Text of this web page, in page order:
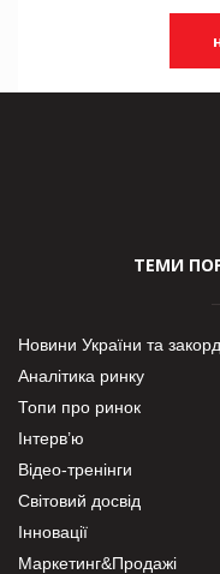
ТЕМИ
Новини України та
Аналітика ринку
Топи про ринок
Інтерв’ю
Відео-тренінги
Світовий досвід
Інновації
Маркетинг&Продажі